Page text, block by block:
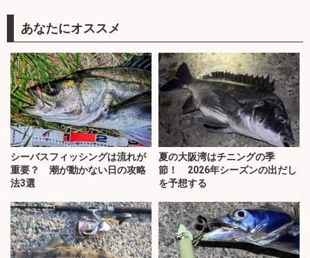
あなたにオススメ
シーバスフィッシングは流れが
重要？ 潮が動かない日の攻略
法3選
夏の大阪湾はチニングの季
節！ 2026年シーズンの出だし
を予想する